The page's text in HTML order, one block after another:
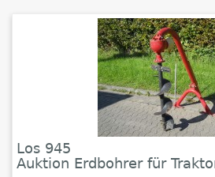
Los 945
Auktion Erdbohrer für